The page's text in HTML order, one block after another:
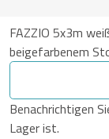
FAZZIO 5x3m
beigefarbenem
Benachrichtigen
Lager ist.